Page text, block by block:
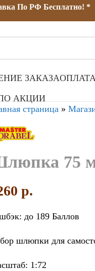
По РФ Бесплатно! *
ЗАКАЗА
АКЦИИ
страница »
75
p.
до 189 Баллов
шлюпки для
1:72